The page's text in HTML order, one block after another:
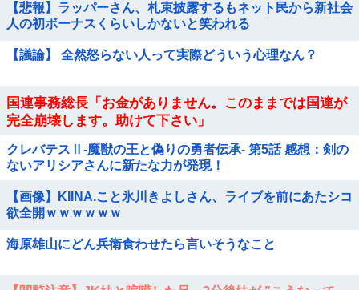
【悲報】ラッパーさん、札束披露するもネット民から新社会
人の初ボーナスくらいしかないと笑われる
【議論】 全然怒らない人って実際どういう心理なん？
国連事務総長「お金がありません。このままでは国連が
完全崩壊します。助けて下さい」
クレバテスⅡ-魔獣の王と偽りの勇者伝承- 第5話 感想：剣の
ないアリシアさんに新たな力が発現！
【画像】KIINA.こと氷川きよしさん、ライブを前にあたシコ
欲全開ｗｗｗｗｗｗ
海原雄山にどん兵衛食わせたら言いそうなこと